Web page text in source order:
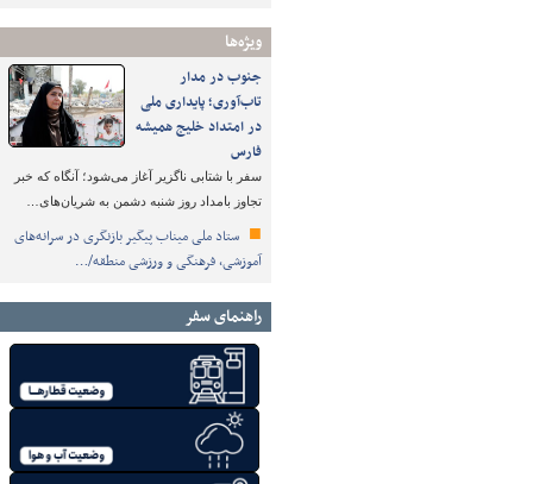
ویژه‌ها
جنوب در مدار
تاب‌آوری؛ پایداری ملی
در امتداد خلیج همیشه
فارس
سفر با شتابی ناگزیر آغاز می‌شود؛ آنگاه که خبر
تجاوز بامداد روز شنبه دشمن به شریان‌های…
ستاد ملی میناب پیگیر بازنگری در سرانه‌های
آموزشی، فرهنگی و ورزشی منطقه/…
راهنمای سفر